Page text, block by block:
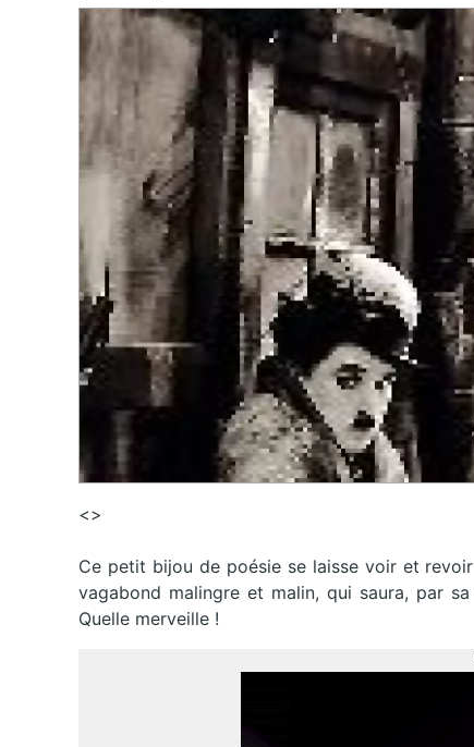
<>
Ce petit bijou de poésie se laisse voir et
vagabond malingre et malin, qui saura, par
Quelle merveille !